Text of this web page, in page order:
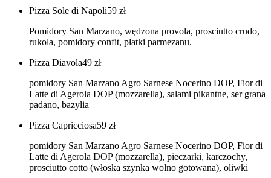
Pizza Sole di Napoli59 zł
Pomidory San Marzano, wędzona provola, prosciutto crudo,
rukola, pomidory confit, płatki parmezanu.
Pizza Diavola49 zł
pomidory San Marzano Agro Sarnese Nocerino DOP, Fior di
Latte di Agerola DOP (mozzarella), salami pikantne, ser grana
padano, bazylia
Pizza Capricciosa59 zł
pomidory San Marzano Agro Sarnese Nocerino DOP, Fior di
Latte di Agerola DOP (mozzarella), pieczarki, karczochy,
prosciutto cotto (włoska szynka wolno gotowana), oliwki